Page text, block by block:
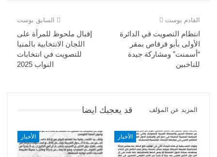
السابق بوست
إقبال ملحوظ للمرأة على
اللجان الانتخابية بالمنيا
للتصويت في انتخابات
النواب 2025
القادم بوست
انتظام التصويت في الدائرة
الأولى بأبو قرقاص بمقر
“أسمنت” ومشاركة جيدة
للناخبين
قد يعجبك ايضا المزيد عن المؤلف
الأخبار الأخبار